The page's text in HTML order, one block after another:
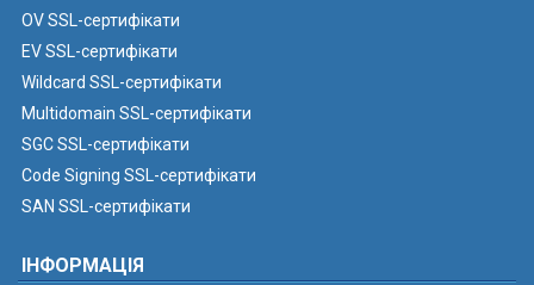
OV SSL-сертифікати
EV SSL-сертифікати
Wildcard SSL-сертифікати
Multidomain SSL-сертифікати
SGC SSL-сертифікати
Code Signing SSL-сертифікати
SAN SSL-сертифікати
ІНФОРМАЦІЯ